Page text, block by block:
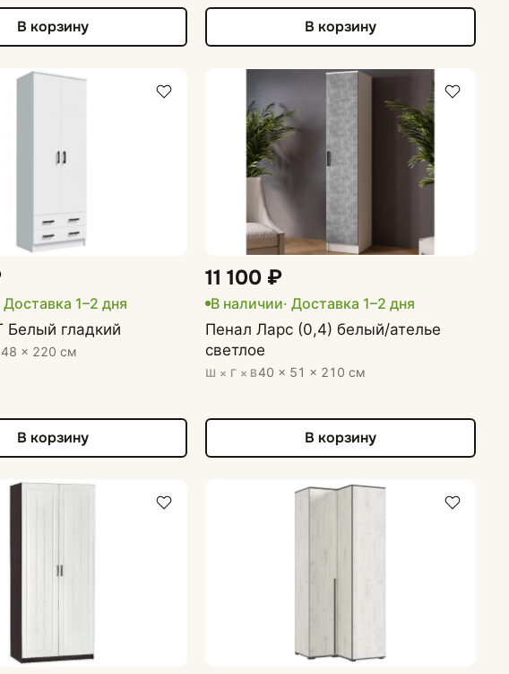
В корзину В корзину
Доставка 1–2 дня
гладкий
× 220 см
В корзину
11 100 ₽
В наличии· Доставка 1–2 дня
Пенал Ларс (0,4) белый/ателье
светлое
Ш × Г × В40 × 51 × 210 см
В корзину